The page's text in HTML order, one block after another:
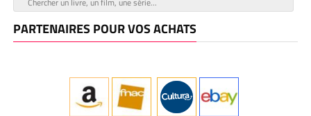
PARTENAIRES POUR VOS ACHATS